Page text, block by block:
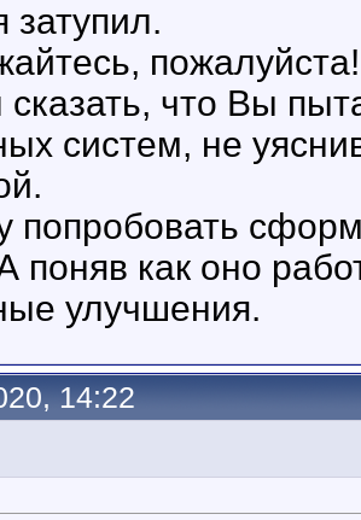
затупил.
пожалуйста!
сказать, что Вы
систем, не
попробовать
поняв как оно
улучшения.
14:22